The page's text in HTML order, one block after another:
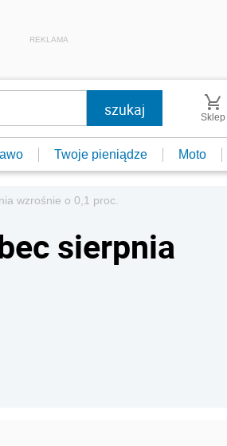
REKLAMA
Sklep
Twoje pieniądze Moto
wzrośnie o 0,1 proc.
sierpnia